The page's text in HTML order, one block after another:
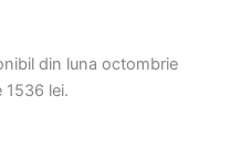
din luna octombrie
1536 lei.